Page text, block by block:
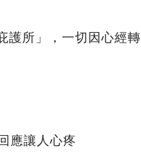
護所」，一切因心經轉
應讓人心疼